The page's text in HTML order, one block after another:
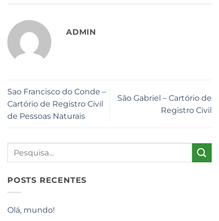
ADMIN
Sao Francisco do Conde –
Cartório de Registro Civil
de Pessoas Naturais
São Gabriel – Cartório de
Registro Civil
POSTS RECENTES
Olá, mundo!